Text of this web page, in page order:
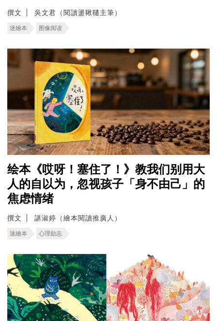
撰文 吳文君（閱讀盪鞦韆主筆）
迷繪本 图像阅读
绘本《哎呀！塞住了！》教我们别用大
人的自以为，忽视孩子「身不由己」的
焦虑情绪
撰文 諶淑婷（繪本閱讀推廣人）
迷繪本 心理励志